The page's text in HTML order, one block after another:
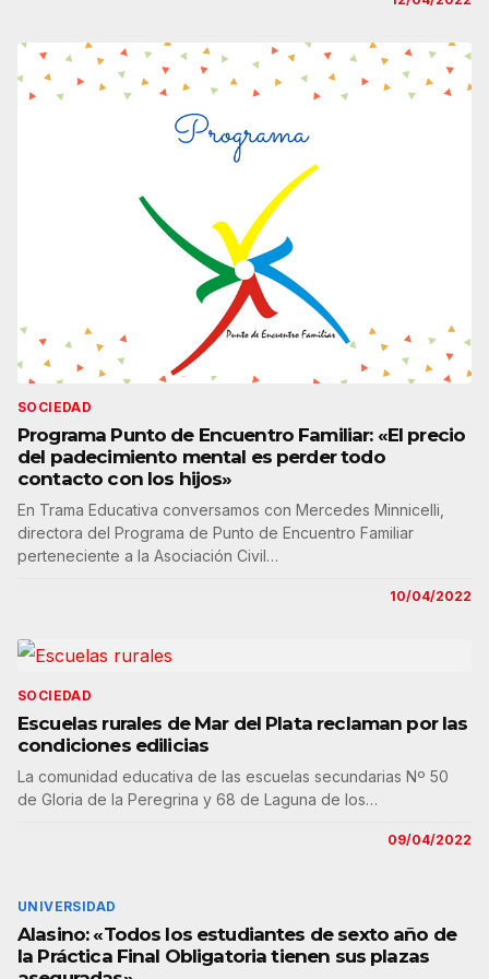
SOCIEDAD
Programa Punto de Encuentro Familiar: «El precio
del padecimiento mental es perder todo
contacto con los hijos»
En Trama Educativa conversamos con Mercedes Minnicelli,
directora del Programa de Punto de Encuentro Familiar
perteneciente a la Asociación Civil…
10/04/2022
SOCIEDAD
Escuelas rurales de Mar del Plata reclaman por las
condiciones edilicias
La comunidad educativa de las escuelas secundarias Nº 50
de Gloria de la Peregrina y 68 de Laguna de los…
09/04/2022
UNIVERSIDAD
Alasino: «Todos los estudiantes de sexto año de
la Práctica Final Obligatoria tienen sus plazas